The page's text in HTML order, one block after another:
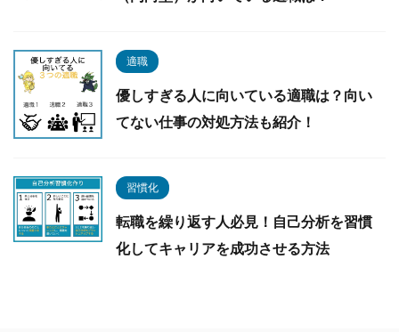
適職
優しすぎる人に向いている適職は？向い
てない仕事の対処方法も紹介！
習慣化
転職を繰り返す人必見！自己分析を習慣
化してキャリアを成功させる方法